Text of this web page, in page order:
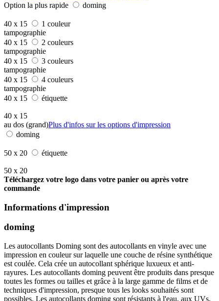
Option la plus rapide
doming
40 x 15
1 couleur
tampographie
40 x 15
2 couleurs
tampographie
40 x 15
3 couleurs
tampographie
40 x 15
4 couleurs
tampographie
40 x 15
étiquette
40 x 15
au dos (grand)Plus d'infos sur les options d'impression
doming
50 x 20 étiquette
50 x 20
Téléchargez votre logo dans votre panier ou après votre
commande
Informations d'impression
doming
Les autocollants Doming sont des autocollants en vinyle avec une
impression en couleur sur laquelle une couche de résine synthétique
est coulée. Cela crée un autocollant sphérique luxueux et anti-
rayures. Les autocollants doming peuvent être produits dans presque
toutes les formes ou tailles et grâce à la large gamme de films et de
techniques d'impression, presque tous les looks souhaités sont
possibles. Les autocollants doming sont résistants à l'eau, aux UVs,